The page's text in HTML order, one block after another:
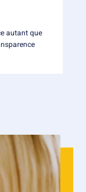
autant que